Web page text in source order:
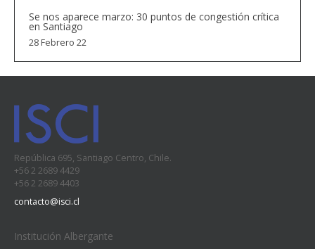
Se nos aparece marzo: 30 puntos de congestión crítica
en Santiago
28 Febrero 22
República 695, Santiago Centro, Chile.
+56 2 2689 4429
+56 2 2689 4403
contacto@isci.cl
Institución Albergante